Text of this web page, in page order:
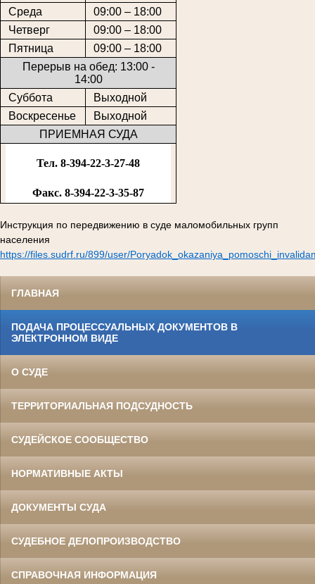
Среда
09:00 – 18:00
Четверг
09:00 – 18:00
Пятница
09:00 – 18:00
Перерыв на обед: 13:00 -
14:00
Суббота
Выходной
Воскресенье
Выходной
ПРИЕМНАЯ СУДА
Тел. 8-394-22-3-27-48
Факс. 8-394-22-3-35-87
Инструкция по передвижению в суде маломобильных групп
населения
https://files.sudrf.ru/899/user/
ГЛАВНАЯ
ПОДАЧА ПРОЦЕССУАЛЬНЫХ ДОКУМЕНТОВ В
ЭЛЕКТРОННОМ ВИДЕ
О СУДЕ
ТЕРРИТОРИАЛЬНАЯ ПОДСУДНОСТЬ
СУДЕЙСКОЕ СООБЩЕСТВО
НОРМАТИВНЫЕ АКТЫ
ДОКУМЕНТЫ СУДА
СУДЕБНОЕ ДЕЛОПРОИЗВОДСТВО
СПРАВОЧНАЯ ИНФОРМАЦИЯ